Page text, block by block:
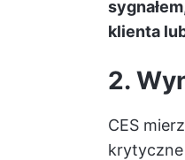
klienta
2.
CES
krytyczne